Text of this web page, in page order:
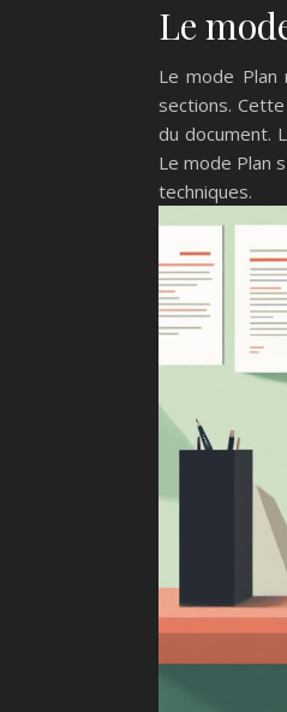
Le
Le mode Plan
sections.
du document.
Le mode Plan
techniques.